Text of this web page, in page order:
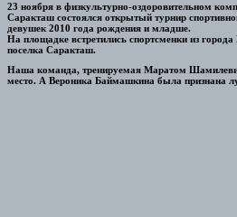
23 ноября в физкультурно-оздоровительном
Саракташ состоялся открытый турнир
девушек 2010 года рождения и младше.
На площадке встретились спортсменки из
поселка Саракташ.
Наша команда, тренируемая Маратом
место. А Вероника Баймашкина была признана